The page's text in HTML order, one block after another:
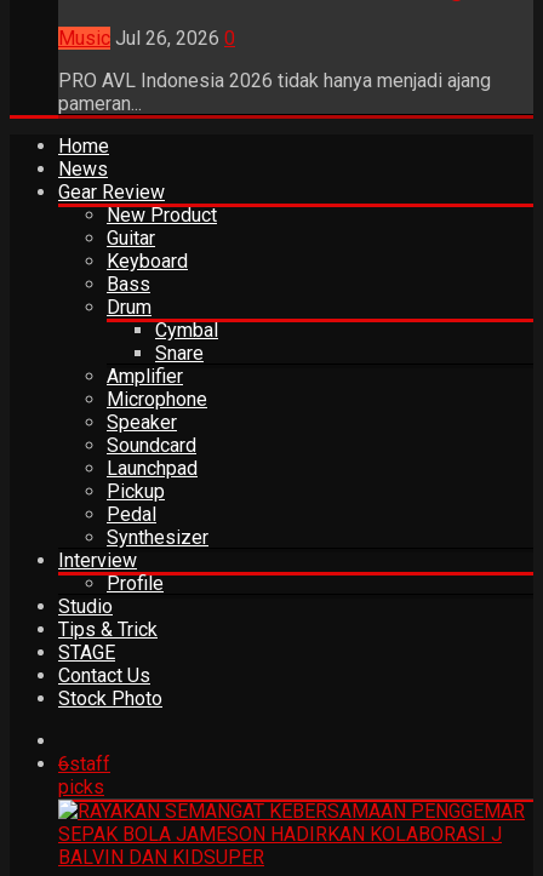
Music Jul 26, 2026 0
PRO AVL Indonesia 2026 tidak hanya menjadi ajang
pameran...
Home
News
Gear Review
New Product
Guitar
Keyboard
Bass
Drum
Cymbal
Snare
Amplifier
Microphone
Speaker
Soundcard
Launchpad
Pickup
Pedal
Synthesizer
Interview
Profile
Studio
Tips & Trick
STAGE
Contact Us
Stock Photo
6staff
picks